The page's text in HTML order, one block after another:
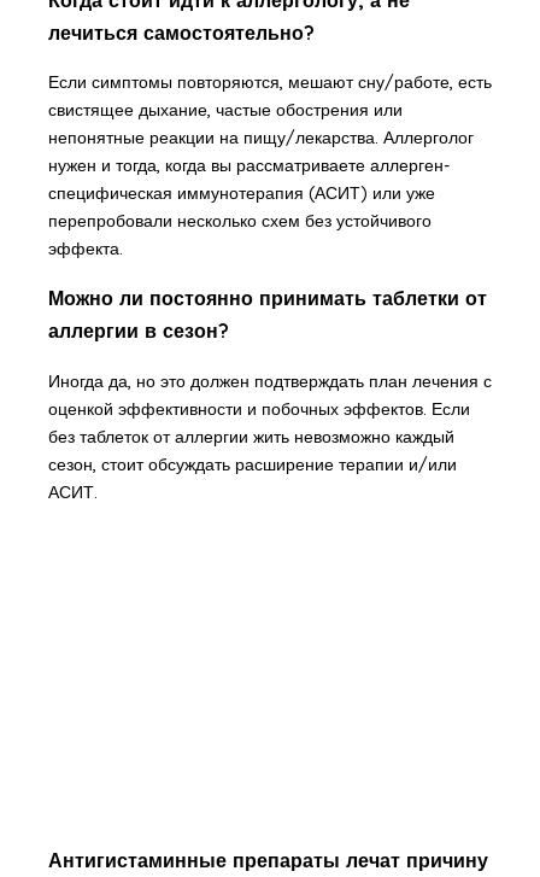
лечиться самостоятельно?
Если симптомы повторяются, мешают сну/работе, есть
свистящее дыхание, частые обострения или
непонятные реакции на пищу/лекарства. Аллерголог
нужен и тогда, когда вы рассматриваете аллерген-
специфическая иммунотерапия (АСИТ) или уже
перепробовали несколько схем без устойчивого
эффекта.
Можно ли постоянно принимать таблетки от
аллергии в сезон?
Иногда да, но это должен подтверждать план лечения с
оценкой эффективности и побочных эффектов. Если
без таблеток от аллергии жить невозможно каждый
сезон, стоит обсуждать расширение терапии и/или
АСИТ.
Антигистаминные препараты лечат причину